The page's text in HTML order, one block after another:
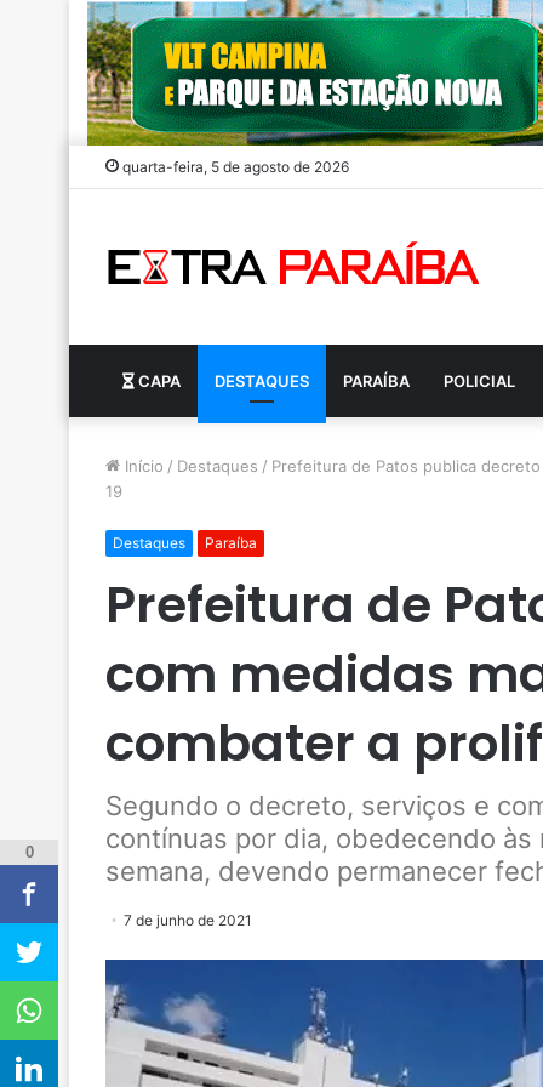
quarta-feira, 5 de agosto de 2026
CAPA DESTAQUES PARAÍBA POLICIAL
Início / Destaques / Prefeitura de Patos publica
19
Destaques Paraíba
Prefeitura de
com medidas
combater a
Segundo o decreto, serviços e
contínuas por dia, obedecendo
semana, devendo permanecer
7 de junho de 2021
0